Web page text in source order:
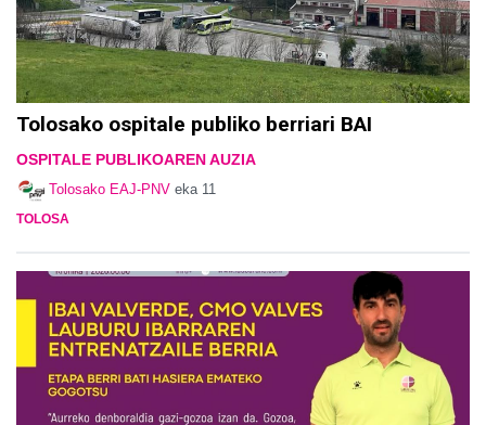
Tolosako ospitale publiko berriari BAI
OSPITALE PUBLIKOAREN AUZIA
Tolosako EAJ-PNV eka 11
TOLOSA